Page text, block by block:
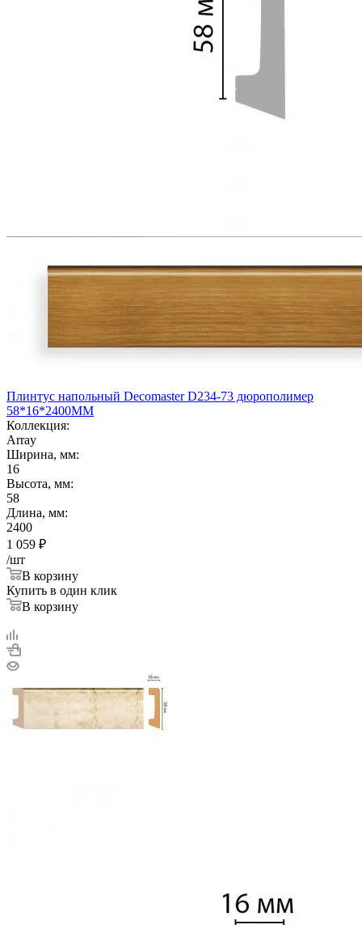
Плинтус напольный Decomaster D234-73 дюрополимер
58*16*2400ММ
Коллекция:
Array
Ширина, мм:
16
Высота, мм:
58
Длина, мм:
2400
1 059 ₽
/шт
В корзину
Купить в один клик
В корзину